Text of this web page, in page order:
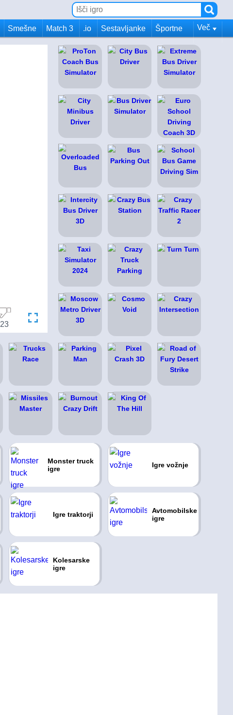
Smešne Match 3 .io Sestavljanke Športne Več
23
Monster truck
igre
Igre vožnje
Igre traktorji
Avtomobilske
igre
Kolesarske
igre